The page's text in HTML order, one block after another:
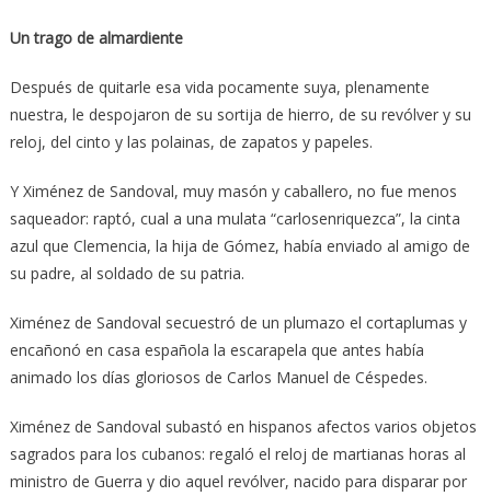
Un trago de almardiente
Después de quitarle esa vida pocamente suya, plenamente
nuestra, le despojaron de su sortija de hierro, de su revólver y su
reloj, del cinto y las polainas, de zapatos y papeles.
Y Ximénez de Sandoval, muy masón y caballero, no fue menos
saqueador: raptó, cual a una mulata “carlosenriquezca”, la cinta
azul que Clemencia, la hija de Gómez, había enviado al amigo de
su padre, al soldado de su patria.
Ximénez de Sandoval secuestró de un plumazo el cortaplumas y
encañonó en casa española la escarapela que antes había
animado los días gloriosos de Carlos Manuel de Céspedes.
Ximénez de Sandoval subastó en hispanos afectos varios objetos
sagrados para los cubanos: regaló el reloj de martianas horas al
ministro de Guerra y dio aquel revólver, nacido para disparar por